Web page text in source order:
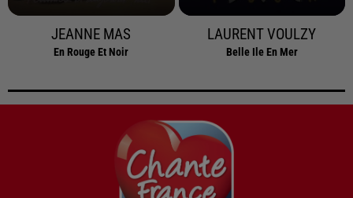
JEANNE MAS
En Rouge Et Noir
LAURENT VOULZY
Belle Ile En Mer